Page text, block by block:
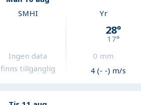
SMHI
Ingen data
finns tillgänglig
Yr
28°
17°
0 mm
4 (- -) m/s